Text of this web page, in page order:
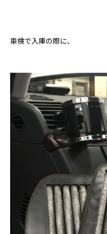
車検で入庫の際に、